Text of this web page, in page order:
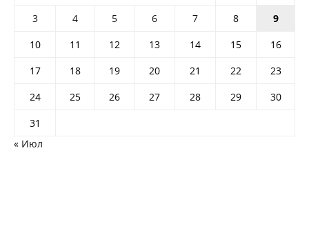
3
4 5 6 7 8
9
10
11 12 13 14 15
16
17
18 19 20 21 22
23
24
25 26 27 28 29
30
31
« Июл